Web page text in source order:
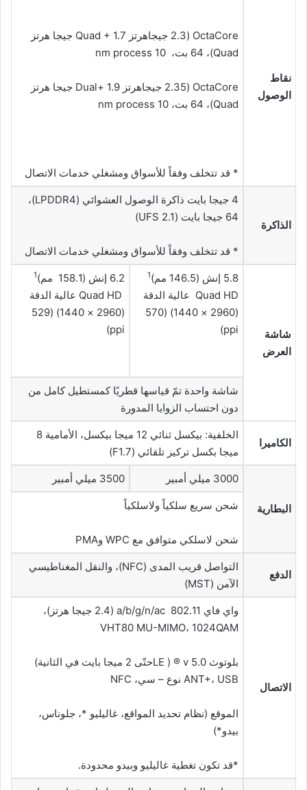
نقاط
الوصول
OctaCore (2.3 جيجاهرتز Quad + 1.7 جيجا هرتز
Quad)، 64 بت، 10 nm process
OctaCore (2.35 جيجاهرتز Dual+ 1.9 جيجا هرتز
Quad)، 64 بت، 10 nm process
* قد تتخلف وفقاً للأسواق ومشغلي خدمات الاتصال
الذاكرة
4 جيجا بايت ذاكرة الوصول العشوائي (LPDDR4)،
64 جيجا بايت (UFS 2.1)
* قد تتخلف وفقاً للأسواق ومشغلي خدمات الاتصال
شاشة
العرض
5.8 إنش (146.5 مم) 1
Quad HD عالية الدقة
(2960 × 1440) (570
ppi)
6.2 إنش (158.1 مم) 1
Quad HD عالية الدقة
(2960 × 1440) (529
ppi)
شاشة واحدة تمّ قياسها قطريًا كمستطيل كامل من
دون احتساب الزوايا المدورة
الكاميرا
الخلفية: بيكسل ثنائي 12 ميجا بيكسل، الأمامية 8
ميجا بكسل تركيز تلقائي (F1.7)
البطارية
3000 ميلي أمبير 3500 ميلي أمبير
شحن سريع سلكياً ولاسلكياً
شحن لاسلكي متوافق مع WPC وPMA
الدفع
التواصل قريب المدى (NFC)، والنقل المغناطيسي
الآمن (MST)
الاتصال
واي فاي 802.11 a/b/g/n/ac (2.4 جيجا هرتز)،
VHT80 MU-MIMO، 1024QAM
بلوتوث v 5.0 ® ( LEحتّى 2 ميجا بايت في الثانية)
ANT+، USB نوع – سي، NFC
الموقع (نظام تحديد المواقع، غاليليو *، جلوناس،
بيدو*)
*قد تكون تغطية غاليليو وبيدو محدودة.